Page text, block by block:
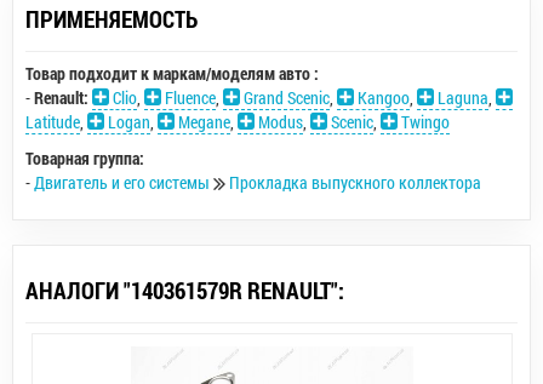
ПРИМЕНЯЕМОСТЬ
Товар подходит к маркам/моделям авто :
-Renault: Clio, Fluence, Grand Scenic, Kangoo, Laguna,
Latitude, Logan, Megane, Modus, Scenic,
Twingo
Товарная группа:
-Двигатель и его системы Прокладка выпускного коллектора
АНАЛОГИ "140361579R RENAULT":